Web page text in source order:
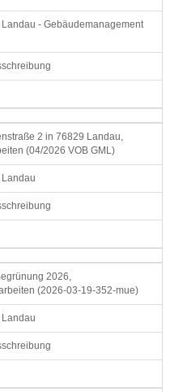
- Gebäudemanagement
2 in 76829 Landau,
(04/2026 VOB GML)
2026,
(2026-03-19-352-mue)